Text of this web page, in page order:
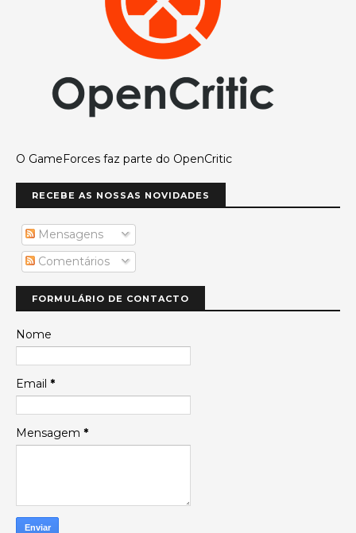
O GameForces faz parte do OpenCritic
RECEBE AS NOSSAS NOVIDADES
Mensagens
Comentários
FORMULÁRIO DE CONTACTO
Nome
Email *
Mensagem *